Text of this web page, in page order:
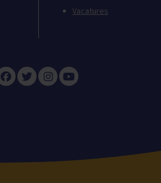
Vacatures
LinkedIn
Visit Facebook
Visit Twitter
Visit Instagram
Visit